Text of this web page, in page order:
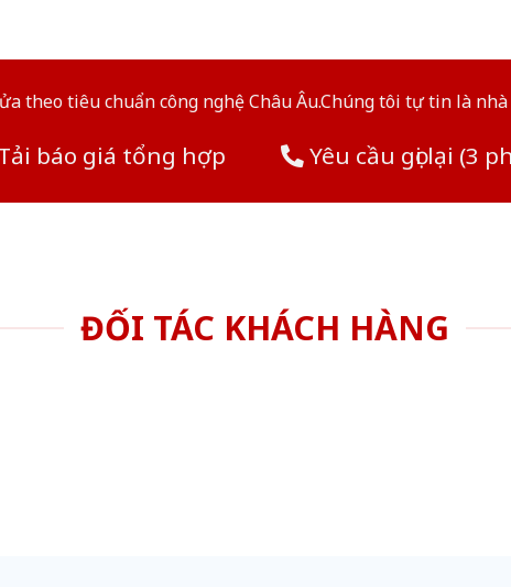
theo tiêu chuẩn công nghệ Châu Âu.Chúng tôi tự tin là
báo giá tổng hợp Yêu cầu gọi lại (3
ĐỐI TÁC KHÁCH HÀNG